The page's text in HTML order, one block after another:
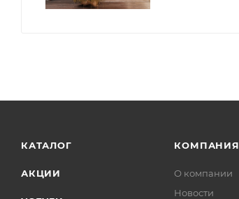
КАТАЛОГ
АКЦИИ
КОМПАНИЯ
О компании
Новости